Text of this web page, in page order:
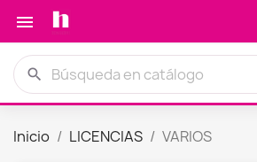

search
Inicio LICENCIAS VARIOS